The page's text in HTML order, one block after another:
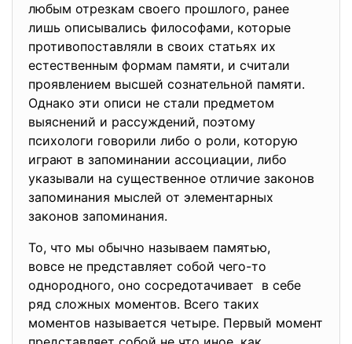
любым отрезкам своего прошлого, ранее
лишь описывались философами, которые
противопоставляли в своих статьях их
естественным формам памяти, и считали
проявлением высшей сознательной памяти.
Однако эти описи не стали предметом
выяснений и рассуждений, поэтому
психологи говорили либо о роли, которую
играют в запоминании ассоциации, либо
указывали на существенное отличие законов
запоминания мыслей от элементарных
законов запоминания.
То, что мы обычно называем памятью,
вовсе не представляет собой чего-то
однородного, оно сосредотачивает в себе
ряд сложных моментов. Всего таких
моментов называется четыре. Первый момент